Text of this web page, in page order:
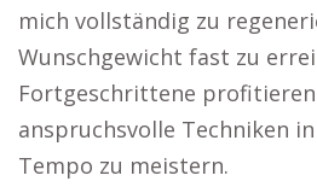
mich vollständig zu
Wunschgewicht fast zu
Fortgeschrittene profitieren
anspruchsvolle Techniken
Tempo zu meistern.